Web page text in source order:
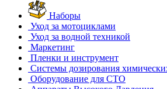
Наборы
Уход за мотоциклами
Уход за водной техникой
Маркетинг
Пленки и инструмент
Системы дозирования
Оборудование для СТО